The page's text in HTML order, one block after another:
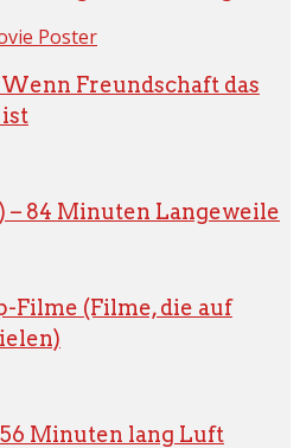
Freundschaft das
– 84 Minuten Langeweile
Filme (Filme, die auf
Minuten lang Luft